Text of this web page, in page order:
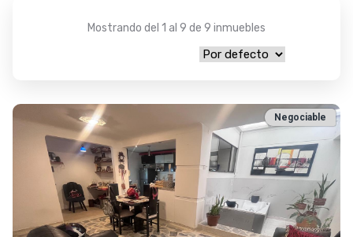
Mostrando del 1 al 9 de 9 inmuebles
Negociable